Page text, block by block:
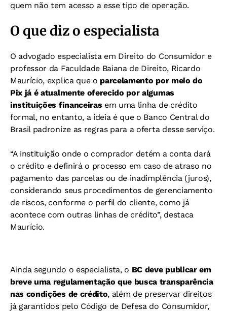
quem não tem acesso a esse tipo de operação.
O que diz o especialista
O advogado especialista em Direito do Consumidor e
professor da Faculdade Baiana de Direito, Ricardo
Maurício, explica que o parcelamento por meio do
Pix já é atualmente oferecido por algumas
instituições financeiras em uma linha de crédito
formal, no entanto, a ideia é que o Banco Central do
Brasil padronize as regras para a oferta desse serviço.
“A instituição onde o comprador detém a conta dará
o crédito e definirá o processo em caso de atraso no
pagamento das parcelas ou de inadimplência (juros),
considerando seus procedimentos de gerenciamento
de riscos, conforme o perfil do cliente, como já
acontece com outras linhas de crédito”, destaca
Maurício.
Ainda segundo o especialista, o BC deve publicar em
breve uma regulamentação que busca transparência
nas condições de crédito, além de preservar direitos
já garantidos pelo Código de Defesa do Consumidor,